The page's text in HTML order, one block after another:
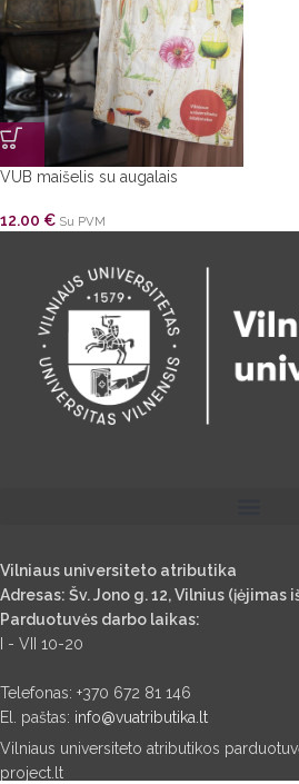
VUB maišelis su augalais
12.00 € Su PVM
Vilniaus universiteto atributika
Adresas: Šv. Jono g. 12, Vilnius (įėjimas
Parduotuvės darbo laikas:
I - VII 10-20
Telefonas: +370 672 81 146
El. paštas: info@vuatributika.lt
Vilniaus universiteto atributikos
project.lt